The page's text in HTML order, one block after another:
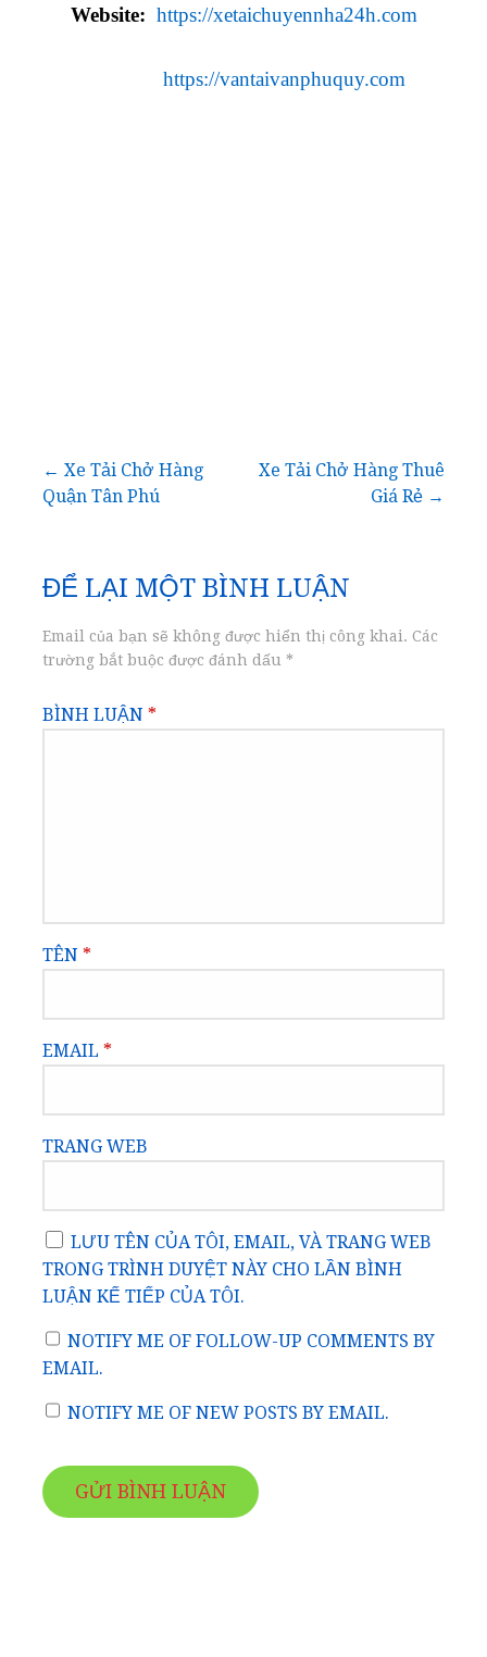
Website: https://xetaichuyennha24h.com
https://vantaivanphuquy.com
Điều
bài
viết
← Xe Tải Chở Hàng
Quận Tân Phú
Xe Tải Chở Hàng Thuê
Giá Rẻ →
ĐỂ LẠI MỘT BÌNH LUẬN
Email của bạn sẽ không được hiển thị công khai. Các
trường bắt buộc được đánh dấu *
BÌNH LUẬN *
TÊN *
EMAIL *
TRANG WEB
LƯU TÊN CỦA TÔI, EMAIL, VÀ TRANG WEB
TRONG TRÌNH DUYỆT NÀY CHO LẦN BÌNH
LUẬN KẾ TIẾP CỦA TÔI.
NOTIFY ME OF FOLLOW-UP COMMENTS BY
EMAIL.
NOTIFY ME OF NEW POSTS BY EMAIL.